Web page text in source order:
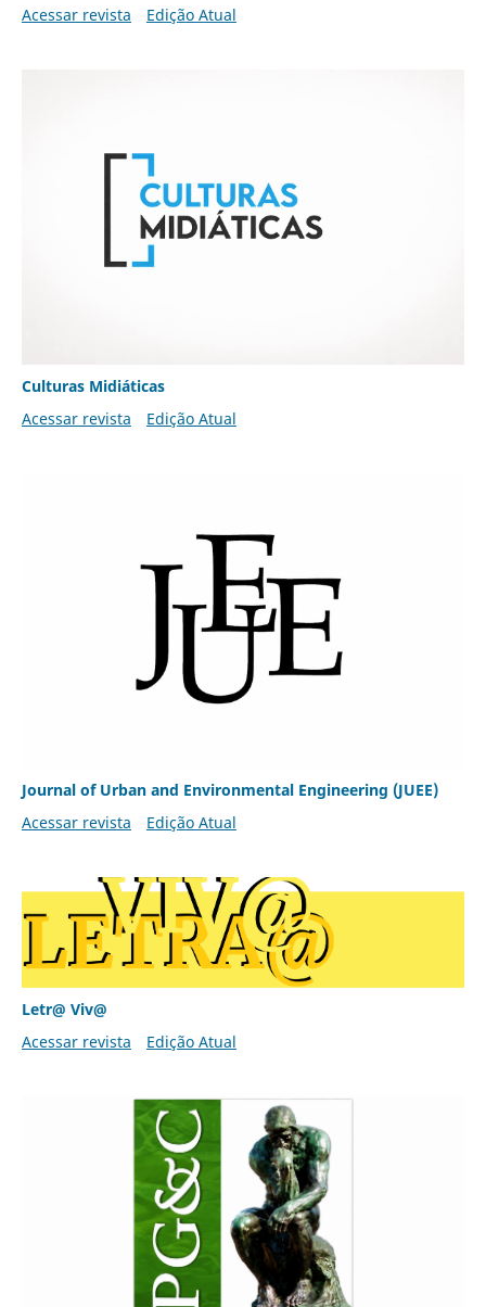
Acessar revista
Edição Atual
Culturas Midiáticas
Acessar revista
Edição Atual
Journal of Urban and Environmental Engineering (JUEE)
Acessar revista
Edição Atual
Letr@ Viv@
Acessar revista
Edição Atual